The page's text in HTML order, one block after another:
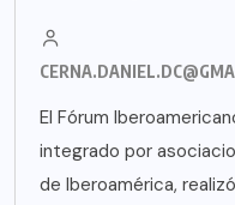
El Fórum
integrado por
de Iberoamérica,